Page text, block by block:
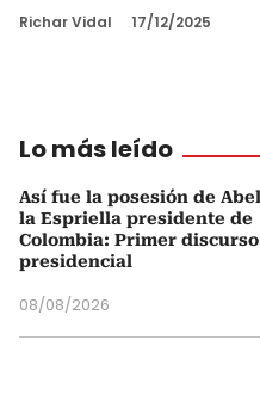
Richar Vidal 17/12/2025
Lo más leído
Así fue la posesión de
la Espriella presidente de
Colombia: Primer discurso
presidencial
08/08/2026